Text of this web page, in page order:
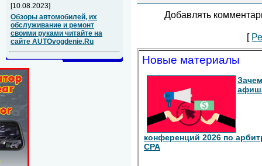
[10.08.2023]
Обзоры автомобилей, их
обслуживание и ремонт
своими руками читайте на
сайте AUTOvogdenie.Ru
Добавлять
[
Новые материалы
конференций 2026 по
СРА